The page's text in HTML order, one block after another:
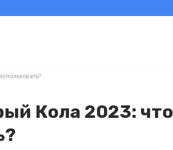
Кола 2023: что